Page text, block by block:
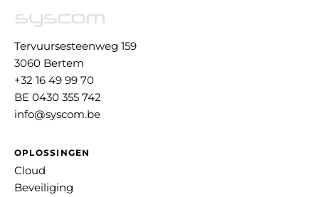
Tervuursesteenweg 159
3060 Bertem
+32 16 49 99 70
BE 0430 355 742
info@syscom.be
OPLOSSINGEN
Cloud
Beveiliging